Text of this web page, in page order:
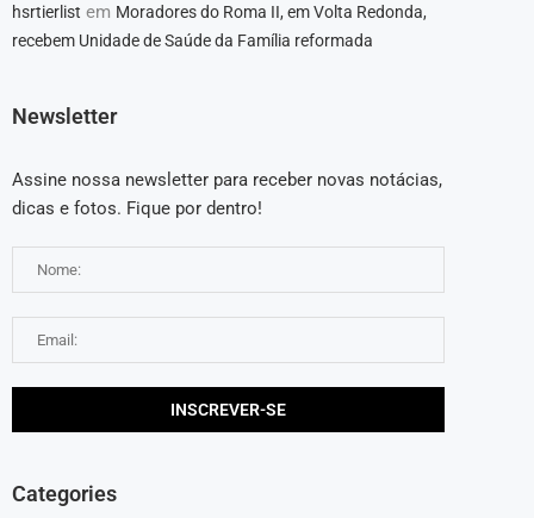
hsrtierlist em Moradores do Roma II, em Volta Redonda,
recebem Unidade de Saúde da Família reformada
Newsletter
Assine nossa newsletter para receber novas notácias,
dicas e fotos. Fique por dentro!
Categories